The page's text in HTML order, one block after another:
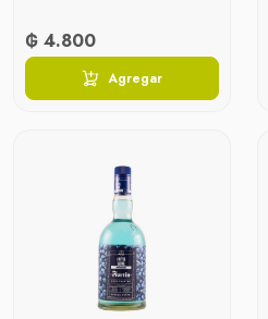
₲ 4.800
Agregar